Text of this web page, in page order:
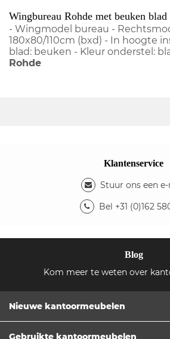
Wingbureau Rohde met beuken
- Wingmodel bureau -
180x80/110cm (bxd) - In hoogte
blad: beuken - Kleur onderstel:
Rohde
Klantenservice
Stuur ons een
Bel +31 (0)162
Blog
Kom meer te weten over
Nieuwe kantoormeubelen
Gebruikte kantoormeubelen